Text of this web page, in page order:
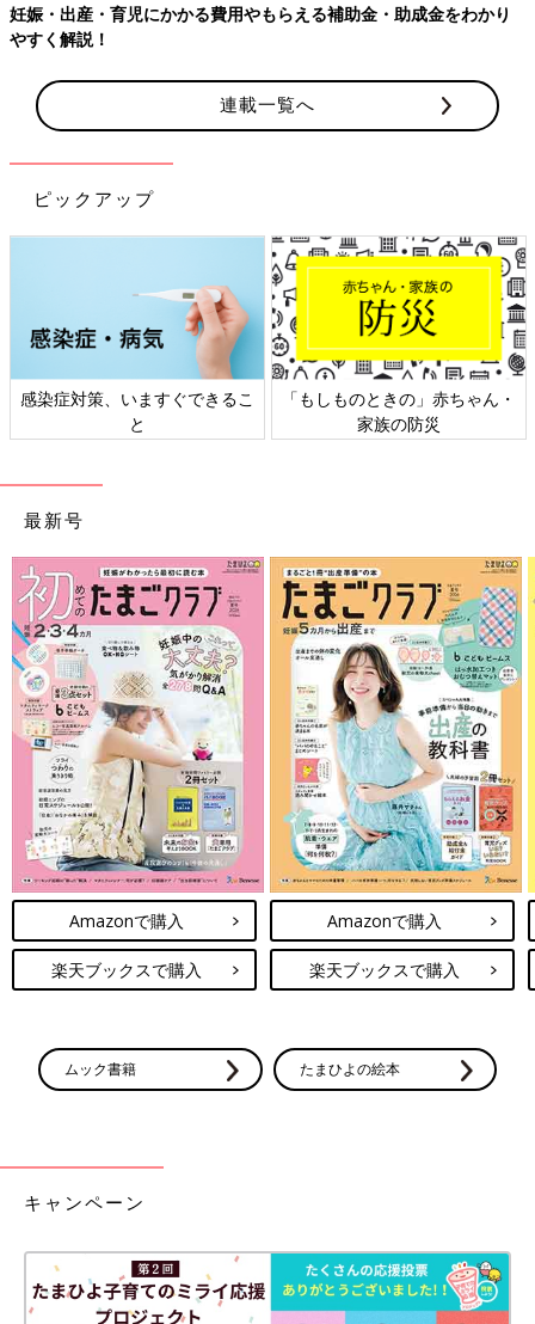
妊娠・出産・育児にかかる費用やもらえる補助金・助成金をわかり
やすく解説！
連載一覧へ
ピックアップ
感染症対策、いますぐできるこ
と
「もしものときの」赤ちゃん・
家族の防災
最新号
Amazonで購入
楽天ブックスで購入
Amazonで購入
楽天ブックスで購入
ムック書籍 たまひよの絵本
キャンペーン